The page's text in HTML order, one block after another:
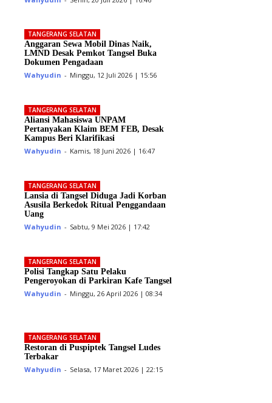
TANGERANG SELATAN
Anggaran Sewa Mobil Dinas Naik,
LMND Desak Pemkot Tangsel Buka
Dokumen Pengadaan
Wahyudin - Minggu, 12 Juli 2026 | 15:56
TANGERANG SELATAN
Aliansi Mahasiswa UNPAM
Pertanyakan Klaim BEM FEB, Desak
Kampus Beri Klarifikasi
Wahyudin - Kamis, 18 Juni 2026 | 16:47
TANGERANG SELATAN
Lansia di Tangsel Diduga Jadi Korban
Asusila Berkedok Ritual Penggandaan
Uang
Wahyudin - Sabtu, 9 Mei 2026 | 17:42
TANGERANG SELATAN
Polisi Tangkap Satu Pelaku
Pengeroyokan di Parkiran Kafe Tangsel
Wahyudin - Minggu, 26 April 2026 | 08:34
TANGERANG SELATAN
Restoran di Puspiptek Tangsel Ludes
Terbakar
Wahyudin - Selasa, 17 Maret 2026 | 22:15